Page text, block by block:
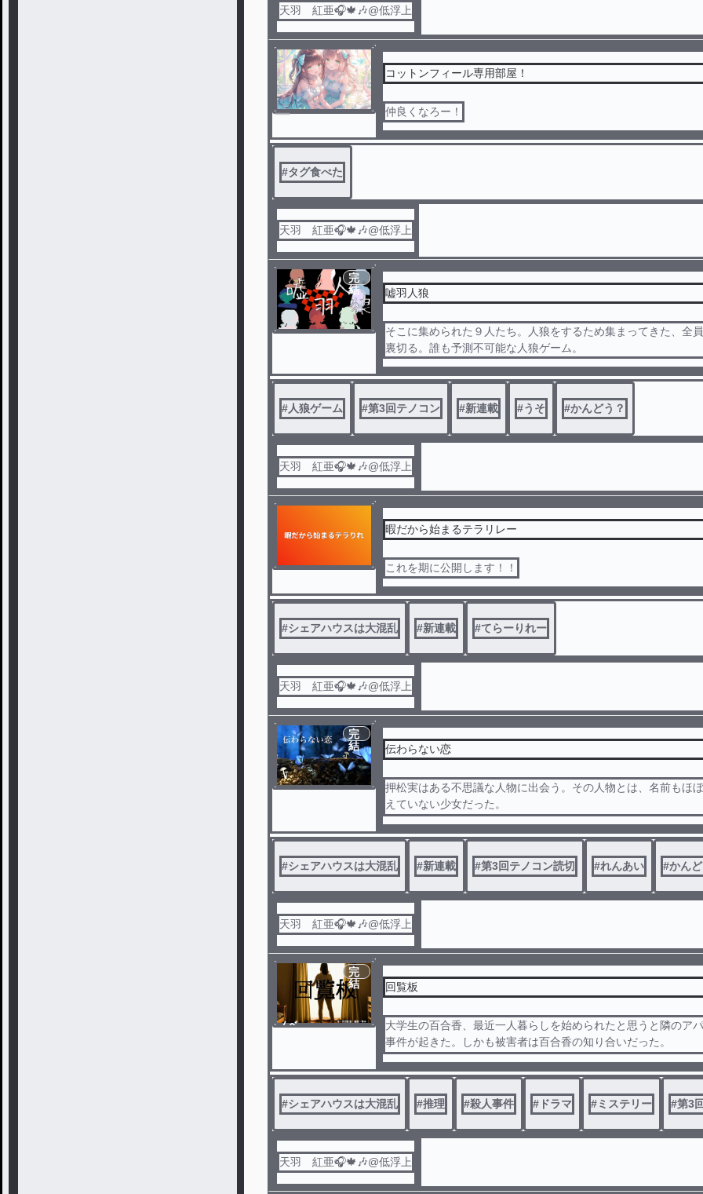
天羽 紅亜🎧🍁🎶@低浮上
コットンフィール専用部屋！
仲良くなろー！
#タグ食べた
天羽 紅亜🎧🍁🎶@低浮上
完
結
嘘羽人狼
そこに集められた９人たち。人狼をするため集まってきた、全員
裏切る。誰も予測不可能な人狼ゲーム。
#人狼ゲーム #第3回テノコン #新連載 #うそ #かんどう？
天羽 紅亜🎧🍁🎶@低浮上
暇だから始まるテラリレー
これを期に公開します！！
#シェアハウスは大混乱 #新連載 #てらーりれー
天羽 紅亜🎧🍁🎶@低浮上
完
結
伝わらない恋
押松実はある不思議な人物に出会う。その人物とは、名前もほ
えていない少女だった。
次第に2人は惹かれあって行くが、、近づくタイムリミットと、
追われる。
#シェアハウスは大混乱 #新連載 #第3回テノコン読切 #れんあい #かんど
天羽 紅亜🎧🍁🎶@低浮上
ノベ
完
結
回覧板
大学生の百合香、最近一人暮らしを始められたと思うと隣のア
事件が起きた。しかも被害者は百合香の知り合いだった。
密室で殺されたため自殺かと思いきや自殺にしては不自然な点
じゃあ一体誰がどうやって？
いろいろな感情が混ざりあって起きた殺人事件。
最後まで油断できない殺人事件！
#シェアハウスは大混乱 #推理 #殺人事件 # ドラマ #ミステリー #第3
天羽 紅亜🎧🍁🎶@低浮上